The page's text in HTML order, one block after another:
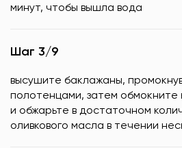
минут, чтобы вышла вода
Шаг 3/9
высушите баклажаны,
полотенцами, затем обмокните
и обжарьте в достаточном
оливкового масла в течении